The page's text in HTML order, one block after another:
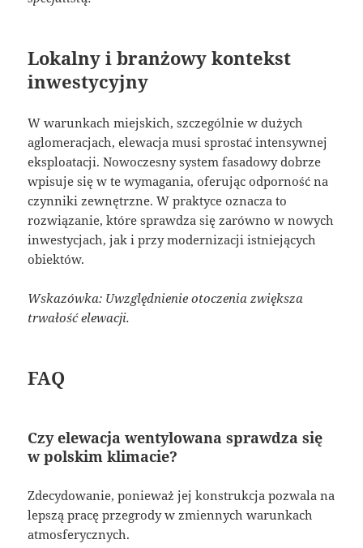
Lokalny i branżowy kontekst
inwestycyjny
W warunkach miejskich, szczególnie w dużych
aglomeracjach, elewacja musi sprostać intensywnej
eksploatacji. Nowoczesny system fasadowy dobrze
wpisuje się w te wymagania, oferując odporność na
czynniki zewnętrzne. W praktyce oznacza to
rozwiązanie, które sprawdza się zarówno w nowych
inwestycjach, jak i przy modernizacji istniejących
obiektów.
Wskazówka: Uwzględnienie otoczenia zwiększa
trwałość elewacji.
FAQ
Czy elewacja wentylowana sprawdza się
w polskim klimacie?
Zdecydowanie, ponieważ jej konstrukcja pozwala na
lepszą pracę przegrody w zmiennych warunkach
atmosferycznych.